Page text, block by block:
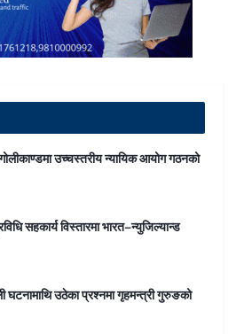
उच्चस्तरीय न्यायिक आयोग गठनको
सहकार्य विस्तारमा भारत–न्युजिल्यान्ड
घटनामाथि उठेका प्रश्नमा गृहमन्त्री गुरुङको